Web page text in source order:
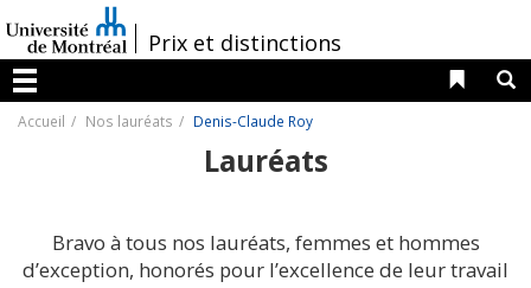
au
contenu
/Prix et distinctions
Menu
Liens
Accueil Nos lauréats Denis-Claude Roy
Lauréats
Bravo à tous nos lauréats, femmes et hommes
d’exception, honorés pour l’excellence de leur travail